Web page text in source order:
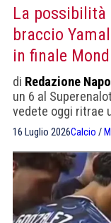
La possibilità
braccio
in finale
di Redazione
un 6 al
vedete oggi ritrae
16 Luglio 2026Calcio /